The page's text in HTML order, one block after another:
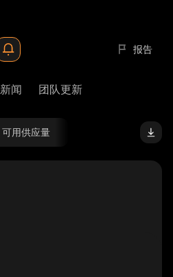
报告
新闻 团队更新
可用供应量